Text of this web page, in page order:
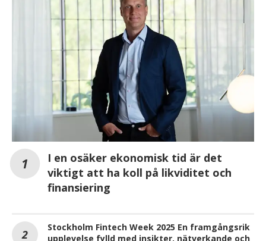
I en osäker ekonomisk tid är det
viktigt att ha koll på likviditet och
finansiering
Stockholm Fintech Week 2025 En framgångsrik
upplevelse fylld med insikter, nätverkande och